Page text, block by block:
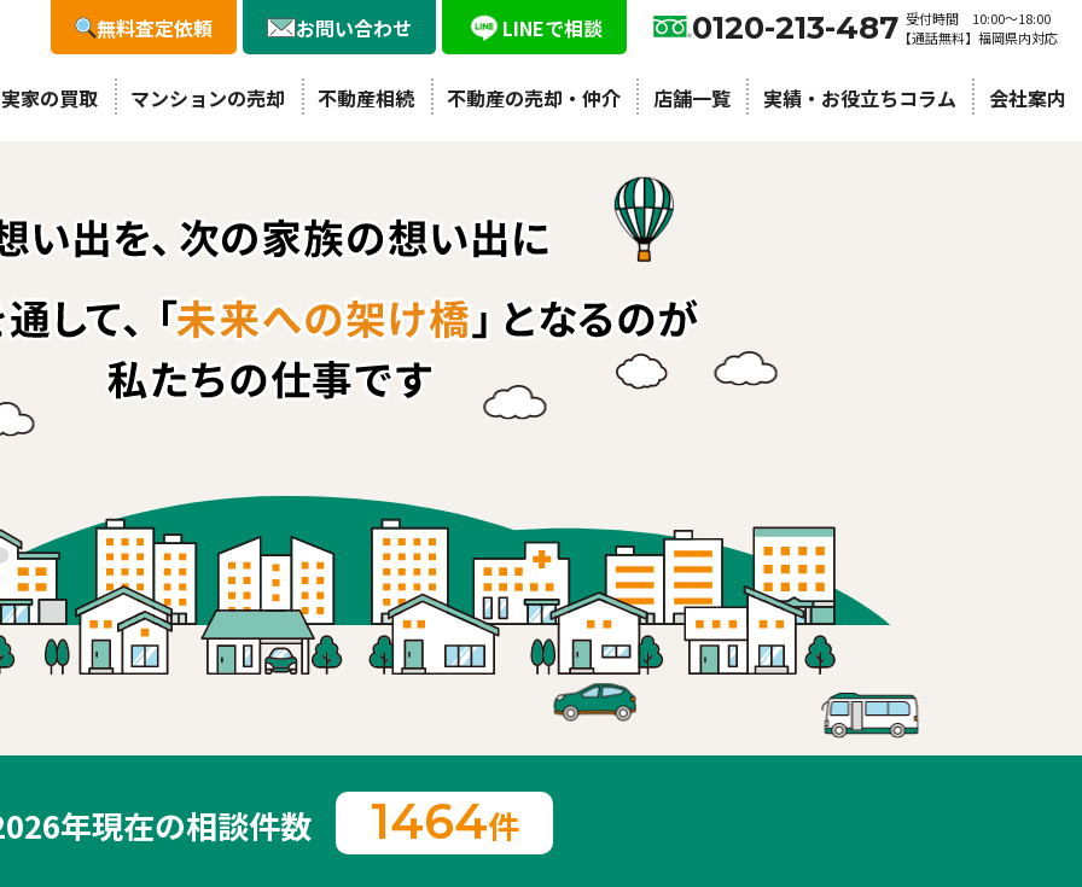
無料査定依頼 お問い合わせ LINEで相談 0120-213-487 受付時間 10:00〜18:00
【通話無料】福岡県内対応
家の買取 マンションの売却 不動産相続 不動産の売却・仲介 店舗一覧 実績・お役立ちコラム 会社案内
年現在の相談件数 1464件